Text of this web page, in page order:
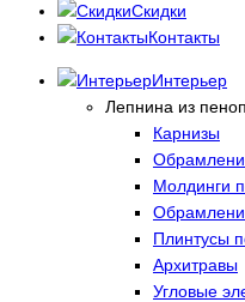
Скидки
Контакты
Интерьер
Лепнина из
Карнизы
Молдинги
Плинтусы
Архитравы
Угловые